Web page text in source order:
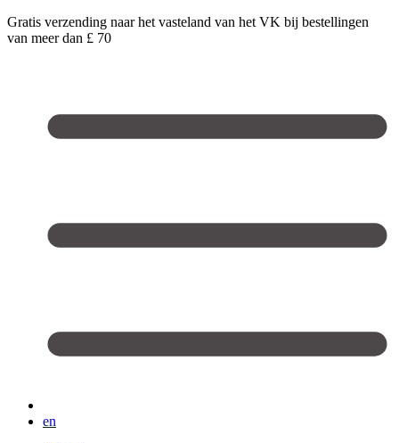
Gratis verzending naar het vasteland van het VK bij bestellingen
van meer dan £ 70
en